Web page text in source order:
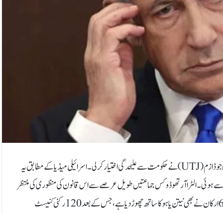
تل ابیب: اسرائیلی وزیراعظم نیتن یاہو کی حکومت کی اہم اتحادی جماعت یونائیٹڈ توراہ جوڈازم (UTJ) نے حکومت سے علیحدگی اختیار کرلی۔اسرائیلی میڈیا کے مطابق یہ
ہوئی۔ الٹرا آرتھوڈوکس جماعتیں طویل عرصے سے اس قانون کی منظوری کی منتظر
تھیں۔UTJ کے ایک رکن پہلے ہی مستعفی ہو چکے تھے جبکہ اب جماعت کے باقی 6 ارکان نے بھی نیتن یاہو کا ساتھ چھوڑ دیا ہے، جس کے بعد 120 رکنی کنیسٹ